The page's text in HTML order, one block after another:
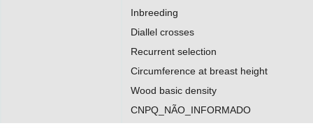
Inbreeding
Diallel crosses
Recurrent selection
Circumference at breast height
Wood basic density
CNPQ_NÃO_INFORMADO